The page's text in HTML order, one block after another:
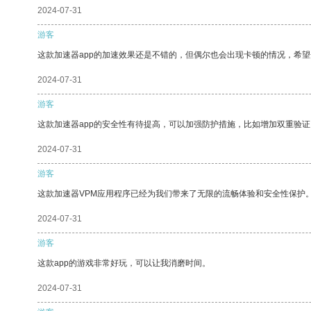
2024-07-31
游客
这款加速器app的加速效果还是不错的，但偶尔也会出现卡顿的情况，希
2024-07-31
游客
这款加速器app的安全性有待提高，可以加强防护措施，比如增加双重验
2024-07-31
游客
这款加速器VPM应用程序已经为我们带来了无限的流畅体验和安全性保护
2024-07-31
游客
这款app的游戏非常好玩，可以让我消磨时间。
2024-07-31